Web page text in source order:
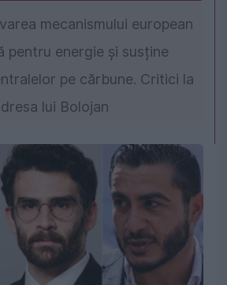
mecanismului european
pentru energie și susține
pe cărbune. Critici la
lui Bolojan